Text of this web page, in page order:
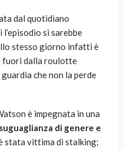
dal quotidiano
si sarebbe
stesso giorno infatti è
fuori dalla roulotte
che non la perde
è impegnata in una
di genere e
stata vittima di stalking;